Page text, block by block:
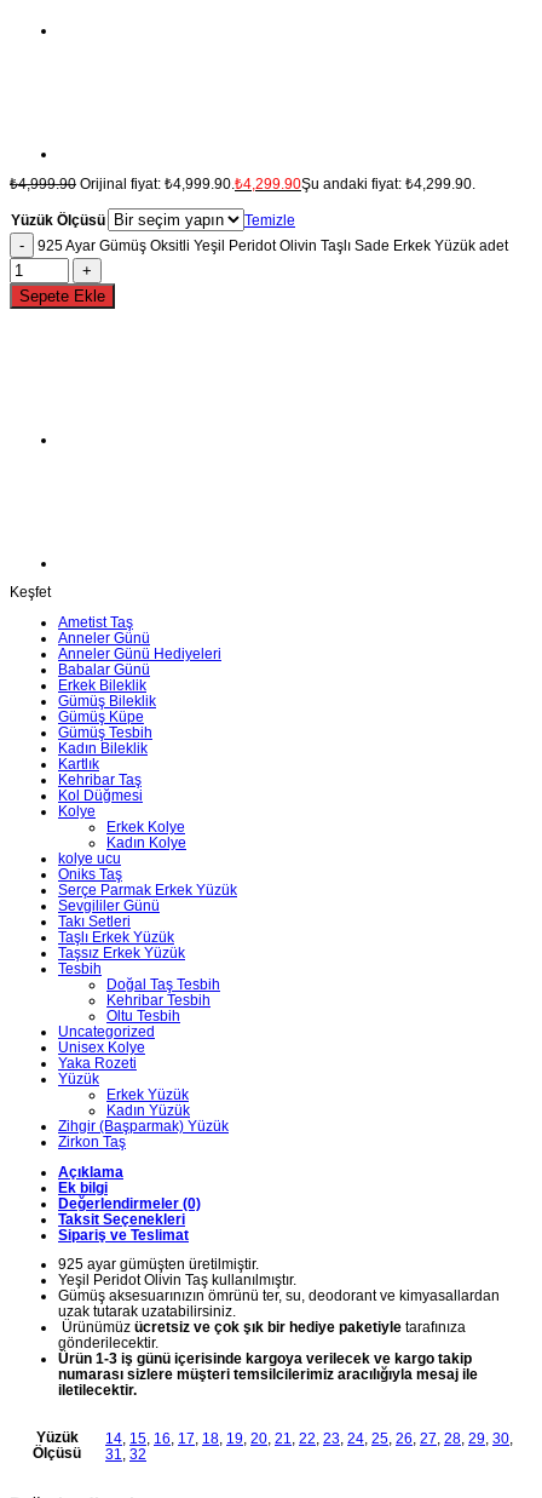
₺4,999.90 Orijinal fiyat: ₺4,999.90. ₺4,299.90Şu andaki fiyat: ₺4,299.90.
Yüzük Ölçüsü
Temizle
925 Ayar Gümüş Oksitli Yeşil Peridot Olivin Taşlı Sade Erkek Yüzük adet
Sepete Ekle
Keşfet
Ametist Taş
Anneler Günü
Anneler Günü Hediyeleri
Babalar Günü
Erkek Bileklik
Gümüş Bileklik
Gümüş Küpe
Gümüş Tesbih
Kadın Bileklik
Kartlık
Kehribar Taş
Kol Düğmesi
Kolye
Erkek Kolye
Kadın Kolye
kolye ucu
Oniks Taş
Serçe Parmak Erkek Yüzük
Sevgililer Günü
Takı Setleri
Taşlı Erkek Yüzük
Taşsız Erkek Yüzük
Tesbih
Doğal Taş Tesbih
Kehribar Tesbih
Oltu Tesbih
Uncategorized
Unisex Kolye
Yaka Rozeti
Yüzük
Erkek Yüzük
Kadın Yüzük
Zihgir (Başparmak) Yüzük
Zirkon Taş
Açıklama
Ek bilgi
Değerlendirmeler (0)
Taksit Seçenekleri
Sipariş ve Teslimat
925 ayar gümüşten üretilmiştir.
Yeşil Peridot Olivin Taş kullanılmıştır.
Gümüş aksesuarınızın ömrünü ter, su, deodorant ve kimyasallardan
uzak tutarak uzatabilirsiniz.
Ürünümüz ücretsiz ve çok şık bir hediye paketiyle tarafınıza
gönderilecektir.
Ürün 1-3 iş günü içerisinde kargoya verilecek ve kargo takip
numarası sizlere müşteri temsilcilerimiz aracılığıyla mesaj ile
iletilecektir.
Yüzük
Ölçüsü
14 15 16 17 18 19 20 21 22 23 24 25 26 27 28 29 30
31
32